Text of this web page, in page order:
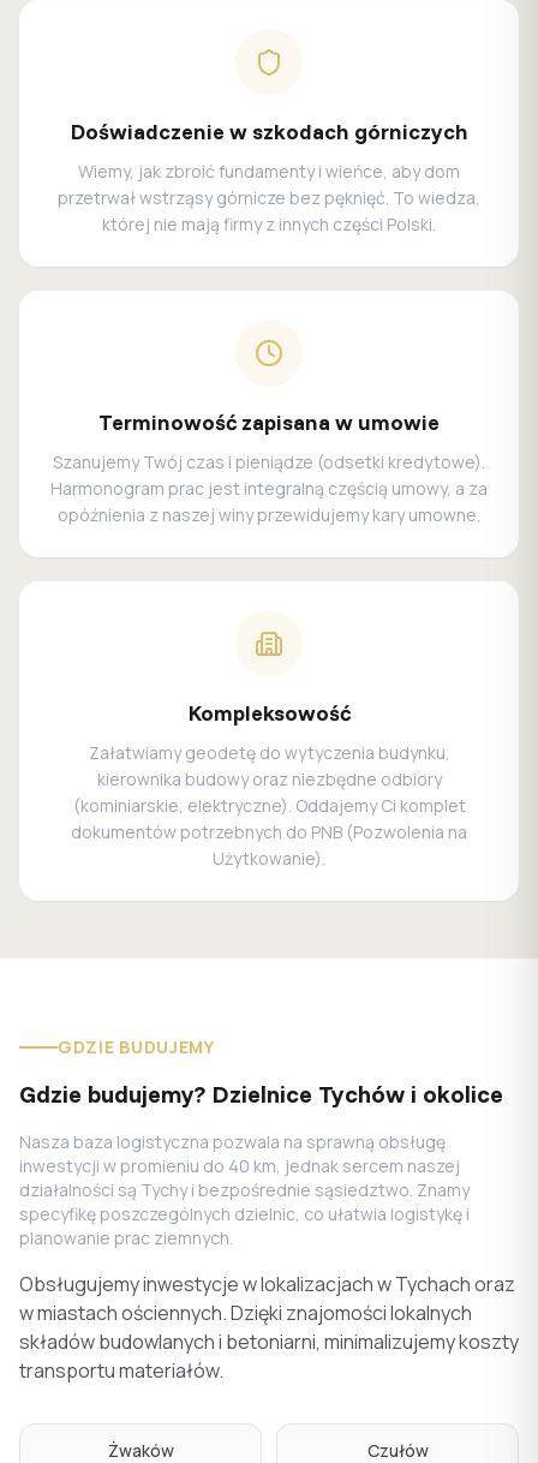
Doświadczenie w szkodach górniczych
Wiemy, jak zbroić fundamenty i wieńce, aby dom
przetrwał wstrząsy górnicze bez pęknięć. To wiedza,
której nie mają firmy z innych części Polski.
Terminowość zapisana w umowie
Szanujemy Twój czas i pieniądze (odsetki kredytowe).
Harmonogram prac jest integralną częścią umowy, a za
opóźnienia z naszej winy przewidujemy kary umowne.
Kompleksowość
Załatwiamy geodetę do wytyczenia budynku,
kierownika budowy oraz niezbędne odbiory
(kominiarskie, elektryczne). Oddajemy Ci komplet
dokumentów potrzebnych do PNB (Pozwolenia na
Użytkowanie).
GDZIE BUDUJEMY
Gdzie budujemy? Dzielnice Tychów i okolice
Nasza baza logistyczna pozwala na sprawną obsługę
inwestycji w promieniu do 40 km, jednak sercem naszej
działalności są Tychy i bezpośrednie sąsiedztwo. Znamy
specyfikę poszczególnych dzielnic, co ułatwia logistykę i
planowanie prac ziemnych.
Obsługujemy inwestycje w lokalizacjach w Tychach oraz
w miastach ościennych. Dzięki znajomości lokalnych
składów budowlanych i betoniarni, minimalizujemy koszty
transportu materiałów.
Żwaków Czułów